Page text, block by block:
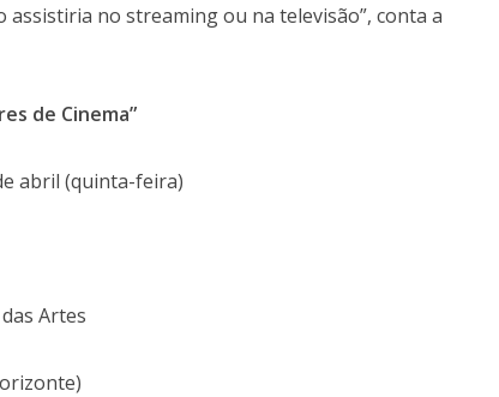
no streaming ou na televisão”, conta a
de Cinema”
abril (quinta-feira)
Artes